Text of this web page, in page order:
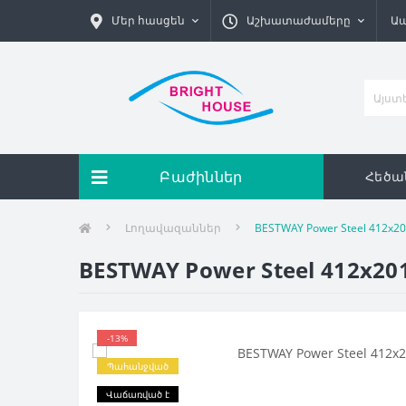
Մեր հասցեն Աշխատաժամերը
Բաժիններ
Լողավազաններ BESTWAY Power Steel
BESTWAY Power Steel
-13%
Պահանջված
Վաճառված է